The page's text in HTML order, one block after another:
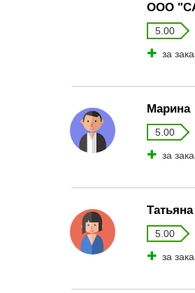
ООО
5.00
за
Марина
5.00
за
Татьяна
5.00
за